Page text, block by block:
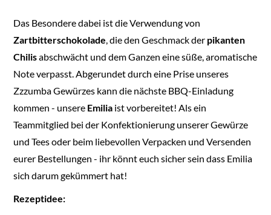
Das Besondere dabei ist die Verwendung von
Zartbitterschokolade, die den Geschmack der pikanten
Chilisabschwächt und dem Ganzen eine süße, aromatische
Note verpasst. Abgerundet durch eine Prise unseres
Zzzumba Gewürzes kann die nächste BBQ-Einladung
kommen - unsere Emilia ist vorbereitet! Als ein
Teammitglied bei der Konfektionierung unserer Gewürze
und Tees oder beim liebevollen Verpacken und Versenden
eurer Bestellungen - ihr könnt euch sicher sein dass Emilia
sich darum gekümmert hat!
Rezeptidee: